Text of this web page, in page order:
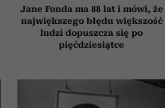
Jane Fonda ma 88 lat i mówi, że
największego błędu większość
ludzi dopuszcza się po
pięćdziesiątce